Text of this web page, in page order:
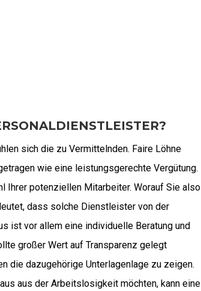
sich die zu Vermittelnden. Faire Löhne
wie eine leistungsgerechte Vergütung.
Ihrer potenziellen Mitarbeiter. Worauf Sie also
dass solche Dienstleister von der
ist vor allem eine individuelle Beratung und
großer Wert auf Transparenz gelegt
die dazugehörige Unterlagenlage zu zeigen.
aus der Arbeitslosigkeit möchten, kann eine